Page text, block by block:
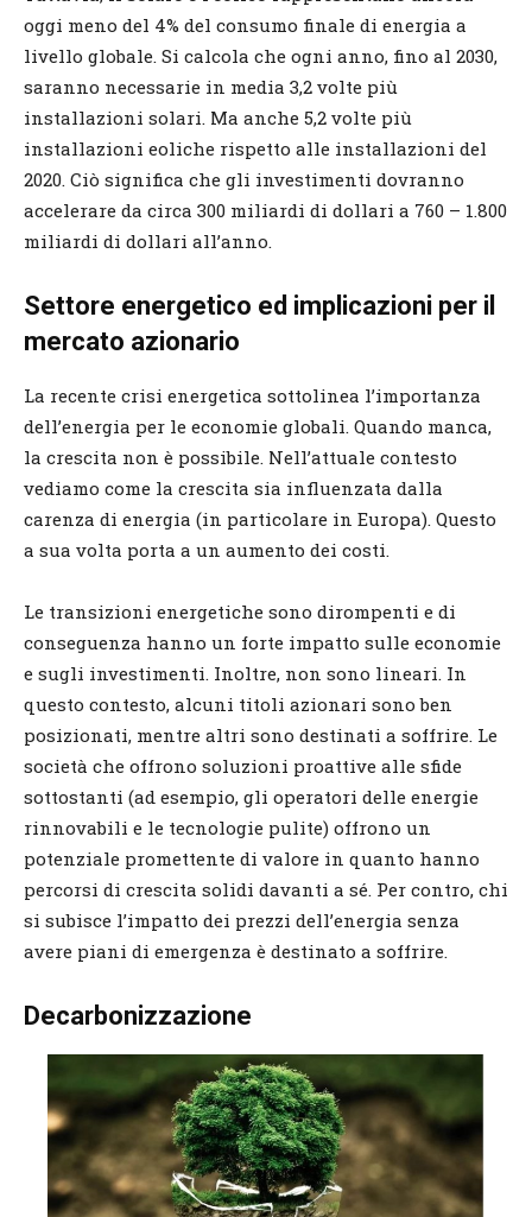
oggi meno del 4% del consumo finale di energia a
livello globale. Si calcola che ogni anno, fino al 2030,
saranno necessarie in media 3,2 volte più
installazioni solari. Ma anche 5,2 volte più
installazioni eoliche rispetto alle installazioni del
2020. Ciò significa che gli investimenti dovranno
accelerare da circa 300 miliardi di dollari a 760 – 1.800
miliardi di dollari all’anno.
Settore energetico ed implicazioni per il
mercato azionario
La recente crisi energetica sottolinea l’importanza
dell’energia per le economie globali. Quando manca,
la crescita non è possibile. Nell’attuale contesto
vediamo come la crescita sia influenzata dalla
carenza di energia (in particolare in Europa). Questo
a sua volta porta a un aumento dei costi.
Le transizioni energetiche sono dirompenti e di
conseguenza hanno un forte impatto sulle economie
e sugli investimenti. Inoltre, non sono lineari. In
questo contesto, alcuni titoli azionari sono ben
posizionati, mentre altri sono destinati a soffrire. Le
società che offrono soluzioni proattive alle sfide
sottostanti (ad esempio, gli operatori delle energie
rinnovabili e le tecnologie pulite) offrono un
potenziale promettente di valore in quanto hanno
percorsi di crescita solidi davanti a sé. Per contro, chi
si subisce l’impatto dei prezzi dell’energia senza
avere piani di emergenza è destinato a soffrire.
Decarbonizzazione